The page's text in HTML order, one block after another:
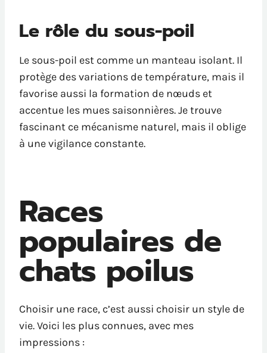
Le rôle du sous-poil
Le sous-poil est comme un manteau isolant. Il
protège des variations de température, mais il
favorise aussi la formation de nœuds et
accentue les mues saisonnières. Je trouve
fascinant ce mécanisme naturel, mais il oblige
à une vigilance constante.
Races
populaires de
chats poilus
Choisir une race, c’est aussi choisir un style de
vie. Voici les plus connues, avec mes
impressions :